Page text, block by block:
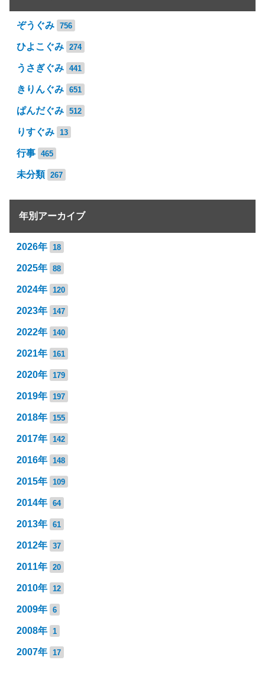
ぞうぐみ 756
ひよこぐみ 274
うさぎぐみ 441
きりんぐみ 651
ぱんだぐみ 512
りすぐみ 13
行事 465
未分類 267
年別アーカイブ
2026年 18
2025年 88
2024年 120
2023年 147
2022年 140
2021年 161
2020年 179
2019年 197
2018年 155
2017年 142
2016年 148
2015年 109
2014年 64
2013年 61
2012年 37
2011年 20
2010年 12
2009年 6
2008年 1
2007年 17